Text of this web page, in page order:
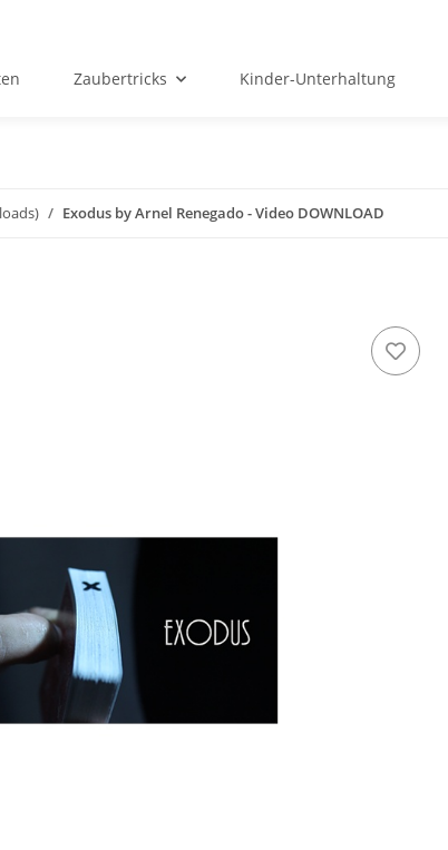
Zaubertricks Kinder-Unterhaltung
Exodus by Arnel Renegado - Video DOWNLOAD